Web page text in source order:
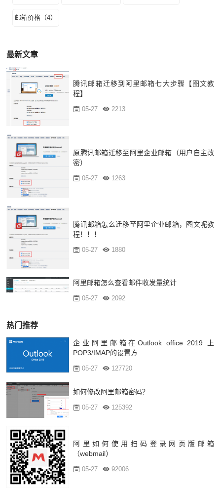
邮箱价格（4）
最新文章
腾讯邮箱迁移到阿里邮箱七大步骤【图文教
程】
05-27 2213
原腾讯邮箱迁移至阿里企业邮箱（用户自主改
密）
05-27 1263
腾讯邮箱怎么迁移至阿里企业邮箱，图文呢教
程！！！
05-27 1880
阿里邮箱怎么查看邮件收发量统计
05-27 2092
热门推荐
企业阿里邮箱在Outlook office 2019 上
POP3/IMAP的设置方
05-27 127720
如何修改阿里邮箱密码？
05-27 125392
阿里如何使用扫码登录网页版邮箱
（webmail）
05-27 92006